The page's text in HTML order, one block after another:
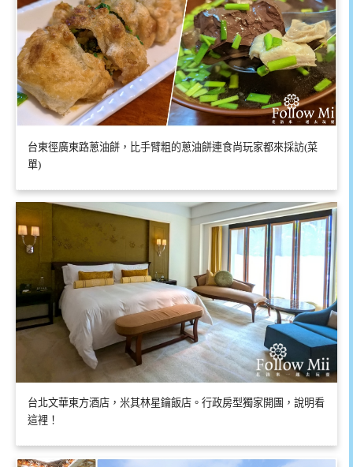
台東徑廣東路蔥油餅，比手臂粗的蔥油餅連食尚玩家都來採訪(菜
單)
台北文華東方酒店，米其林星鑰飯店。行政房型獨家開團，說明看
這裡！